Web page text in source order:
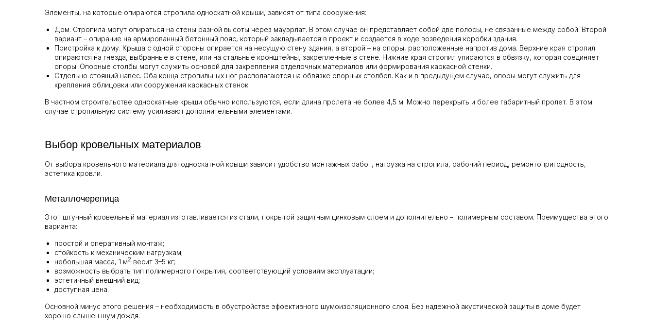
Элементы, на которые опираются стропила односкатной крыши, зависят от типа сооружения:
Дом. Стропила могут опираться на стены разной высоты через мауэрлат. В этом случае он представляет собой две полосы, не связанные между собой. Второй
вариант – опирание на армированный бетонный пояс, который закладывается в проект и создается в ходе возведения коробки здания.
Пристройка к дому. Крыша с одной стороны опирается на несущую стену здания, а второй – на опоры, расположенные напротив дома. Верхние края стропил
опираются на гнезда, выбранные в стене, или на стальные кронштейны, закрепленные в стене. Нижние края стропил упираются в обвязку, которая соединяет
опоры. Опорные столбы могут служить основой для закрепления отделочных материалов или формирования каркасной стенки.
Отдельно стоящий навес. Оба конца стропильных ног располагаются на обвязке опорных столбов. Как и в предыдущем случае, опоры могут служить для
крепления облицовки или сооружения каркасных стенок.
В частном строительстве односкатные крыши обычно используются, если длина пролета не более 4,5 м. Можно перекрыть и более габаритный пролет. В этом
случае стропильную систему усиливают дополнительными элементами.
Выбор кровельных материалов
От выбора кровельного материала для односкатной крыши зависит удобство монтажных работ, нагрузка на стропила, рабочий период, ремонтопригодность,
эстетика кровли.
Металлочерепица
Этот штучный кровельный материал изготавливается из стали, покрытой защитным цинковым слоем и дополнительно – полимерным составом. Преимущества этого
варианта:
простой и оперативный монтаж;
стойкость к механическим нагрузкам;
небольшая масса, 1 м2 весит 3–5 кг;
возможность выбрать тип полимерного покрытия, соответствующий условиям эксплуатации;
эстетичный внешний вид;
доступная цена.
Основной минус этого решения – необходимость в обустройстве эффективного шумоизоляционного слоя. Без надежной акустической защиты в доме будет
хорошо слышен шум дождя.